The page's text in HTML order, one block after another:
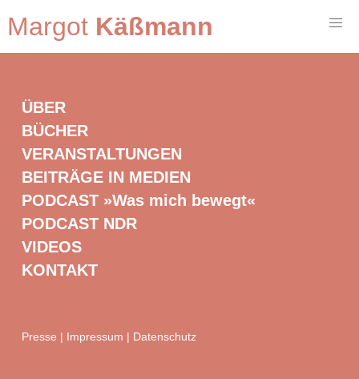
Margot Käßmann
ÜBER
BÜCHER
VERANSTALTUNGEN
BEITRÄGE IN MEDIEN
PODCAST »Was mich bewegt«
PODCAST NDR
VIDEOS
KONTAKT
Presse Impressum Datenschutz